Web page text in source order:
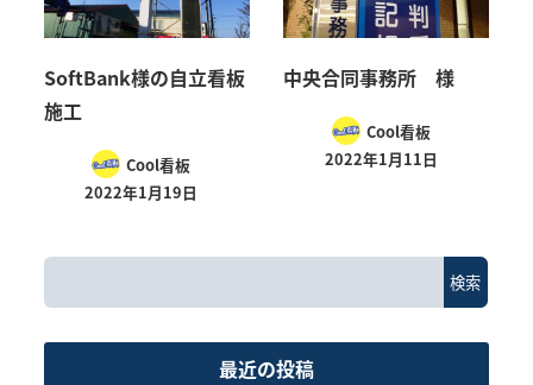
SoftBank様の自立看板
施工
Cool看板
2022年1月19日
中央合同事務所 様
Cool看板
2022年1月11日
索
検索
最近の投稿